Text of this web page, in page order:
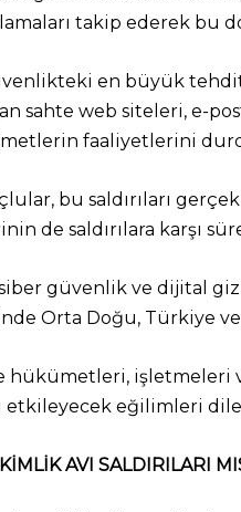
takip ederek bu
en büyük
sahte web siteleri, e-
faaliyetlerini
bu saldırıları
de saldırılara karşı
güvenlik ve dijital
Orta Doğu, Türkiye ve
hükümetleri, işletmeleri
etkileyecek eğilimleri dile
AVI SALDIRILARI